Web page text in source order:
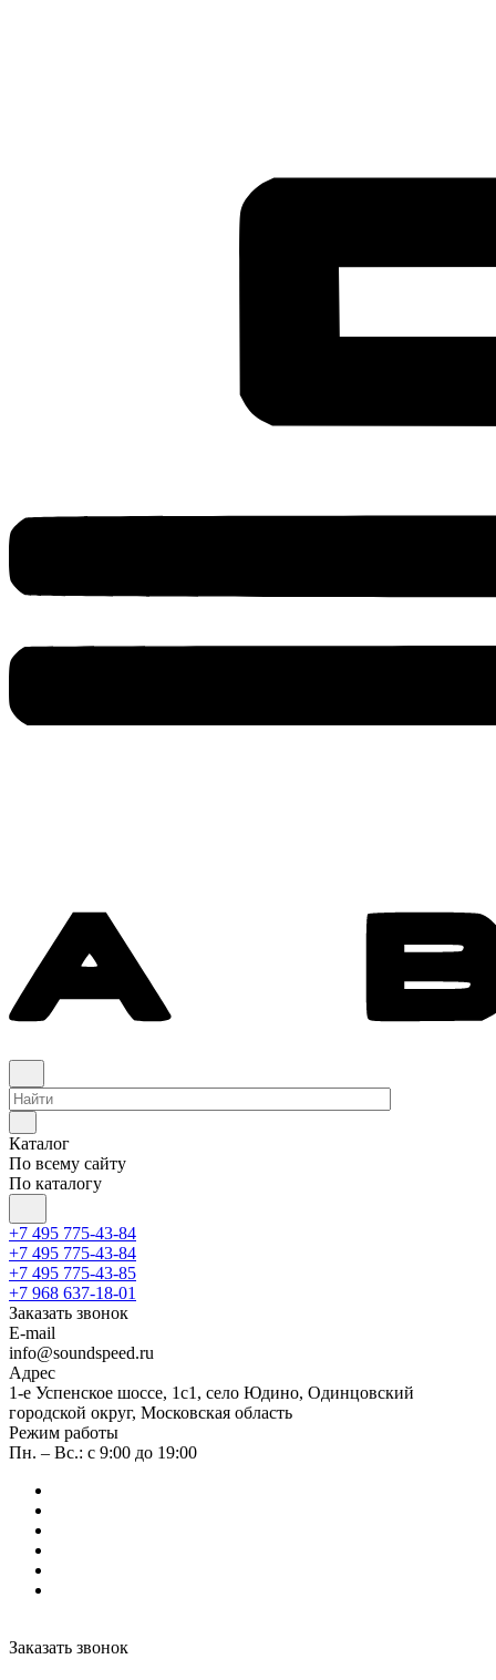
Каталог
По всему сайту
По каталогу
+7 495 775-43-84
+7 495 775-43-84
+7 495 775-43-85
+7 968 637-18-01
Заказать звонок
E-mail
info@soundspeed.ru
Адрес
1-е Успенское шоссе, 1с1, село Юдино, Одинцовский
городской округ, Московская область
Режим работы
Пн. – Вс.: с 9:00 до 19:00
Заказать звонок